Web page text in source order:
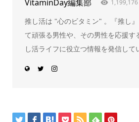
VitaminDay編集部
推し活は "心のビタミン" 。『推し
て頑張る男性や、その男性を応援す
し活ライフに役立つ情報を発信して